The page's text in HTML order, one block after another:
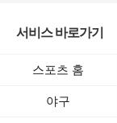
서비스 바로가기
스포츠 홈
야구